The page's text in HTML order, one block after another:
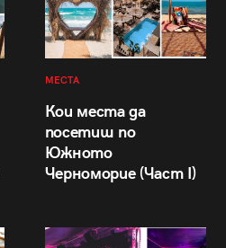
МЕСТА
Кои места да
посетиш по
Южното
Черноморие (Част I)